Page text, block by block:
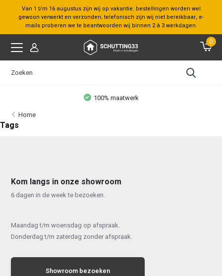
Van 1 t/m 16 augustus zijn wij op vakantie: bestellingen worden wel
gewoon verwerkt en verzonden; telefonisch zijn wij niet bereikbaar, e-
mails proberen we te beantwoorden wij binnen 2 à 3 werkdagen.
0
100% maatwerk
Home
Tags
Kom langs in onze showroom
6 dagen in de week te bezoeken.
Maandag t/m woensdag op afspraak.
Donderdag t/m zaterdag zonder afspraak.
Showroom bezoeken